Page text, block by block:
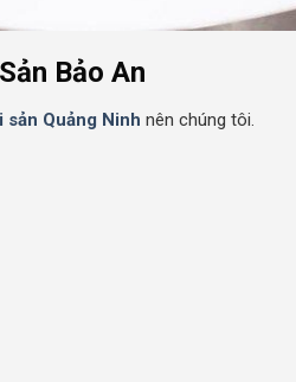
Bảo An
sản Quảng Ninh nên chúng tôi.